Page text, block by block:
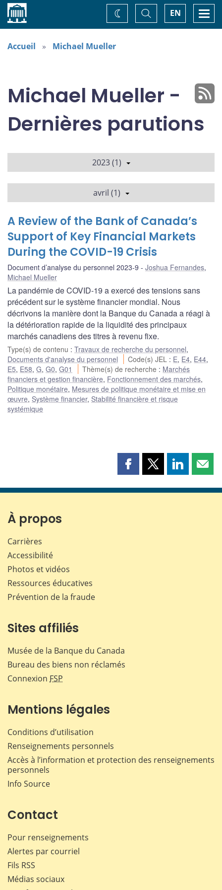
Accueil EN
Basculer
la
recherche
Changez
de
Accueil Michael Mueller
Michael Mueller -
Dernières parutions
2023 (1)
avril (1)
A Review of the Bank of Canada’s
Support of Key Financial Markets
During the COVID-19 Crisis
Document d’analyse du personnel 2023-9 Joshua Fernandes,
Michael Mueller
La pandémie de COVID-19 a exercé des tensions sans
précédent sur le système financier mondial. Nous
décrivons la manière dont la Banque du Canada a réagi à
la détérioration rapide de la liquidité des principaux
marchés canadiens des titres à revenu fixe.
Type(s) de contenu : Travaux de recherche du personnel,
Documents d'analyse du personnel
Code(s) JEL : E, E4, E44,
E5, E58, G, G0, G01 Thème(s) de recherche : Marchés
financiers et gestion financière, Fonctionnement des marchés,
Politique monétaire, Mesures de politique monétaire et mise en
œuvre, Système financier, Stabilité financière et risque
systémique
Partager
page
Partager
page
Partager
page page
À propos
Carrières
Accessibilité
Photos et vidéos
Ressources éducatives
Prévention de la fraude
Sites affiliés
Musée de la Banque du Canada
Bureau des biens non réclamés
Connexion FSP
Mentions légales
Conditions d’utilisation
Renseignements personnels
Accès à l’information et protection des renseignements
personnels
Info Source
Contact
Pour renseignements
Alertes par courriel
Fils RSS
Médias sociaux